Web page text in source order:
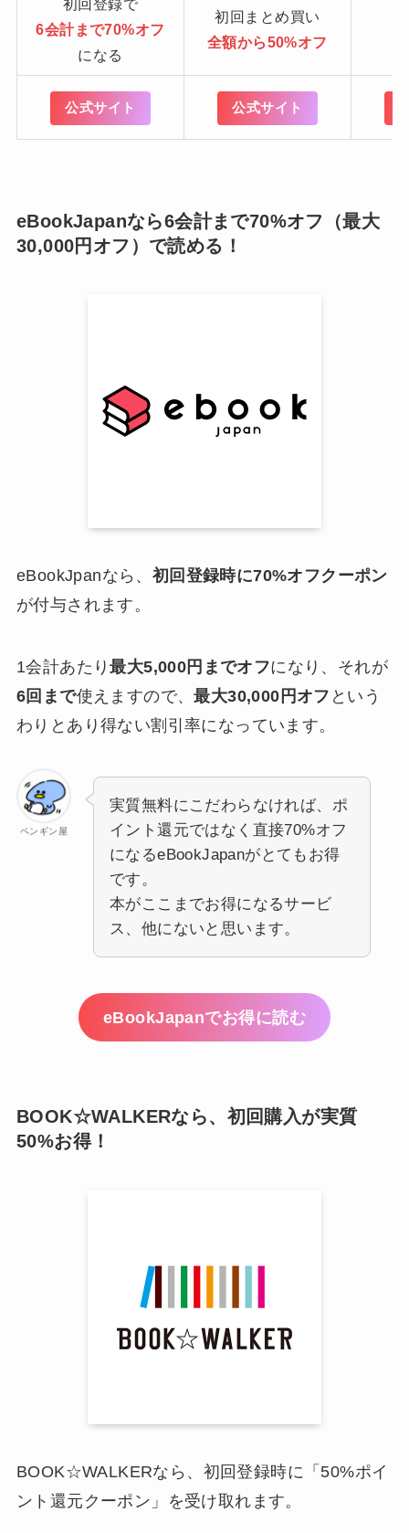
初回登録で
6会計まで70%オフ
になる
初回まとめ買い
全額から50%オフ
公式サイト 公式サイト
eBookJapanなら6会計まで70%オフ（最大
30,000円オフ）で読める！
eBookJpanなら、 初回登録時に70%オフクーポン
が付与されます。
1会計あたり最大5,000円までオフになり、それが
6回まで使えますので、最大30,000円オフ という
わりとあり得ない割引率になっています。
ペンギン屋
実質無料にこだわらなければ、ポ
イント還元ではなく直接70%オフ
になるeBookJapanがとてもお得
です。
本がここまでお得になるサービ
ス、他にないと思います。
eBookJapanでお得に読む
BOOK☆WALKERなら、初回購入が実質
50%お得！
BOOK☆WALKERなら、初回登録時に「50%ポイ
ント還元クーポン」を受け取れます。